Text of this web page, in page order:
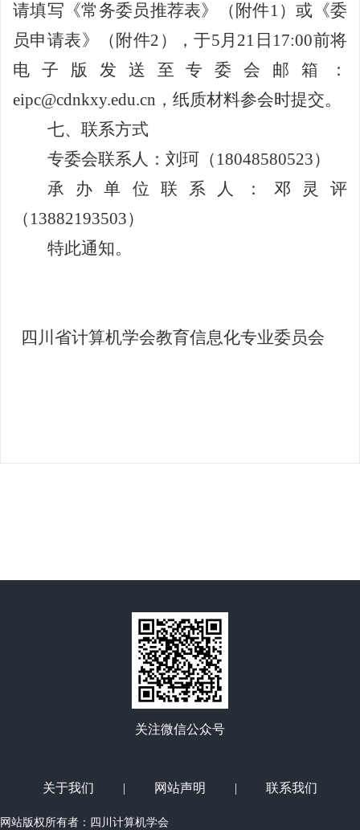
请填写《常务委员推荐表》（附件1）或《委
员申请表》（附件2 ），于5月 21 日 17:00前将
电子版发送至专委会邮箱：
eipc@cdnkxy.edu.cn ，纸质材料参会时提交。
七、联系方式
专委会联系人：刘珂（ 18048580523）
承办单位联系人：邓灵评
（ 13882193503）
特此通知。
四川省计算机学会教育信息化专业委员会
关于我们 | 网站声明 | 联系我们
网站版权所有者：四川计算机学会
关注微信公众号